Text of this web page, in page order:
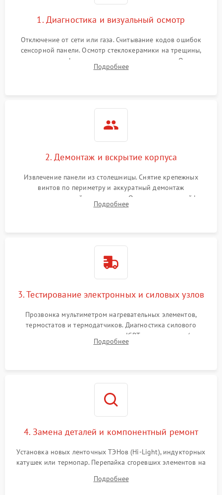
1. Диагностика и визуальный осмотр
Отключение от сети или газа. Считывание кодов ошибок
сенсорной панели. Осмотр стеклокерамики на трещины,
проверка конфорок на равномерность нагрева. Опрос
клиента о симптомах (не включается, не видит посуду,
Подробнее
2. Демонтаж и вскрытие корпуса
Извлечение панели из столешницы. Снятие крепежных
винтов по периметру и аккуратный демонтаж
стеклокерамической поверхности. Отсоединение шлейфов
сенсорного блока для доступа к силовым платам, катушкам
Подробнее
3. Тестирование электронных и силовых узлов
Прозвонка мультиметром нагревательных элементов,
термостатов и термодатчиков. Диагностика силового
модуля, реле, диодных мостов и IGBT-транзисторов (для
индукции). Проверка кранов и газ-контроля (для газовых
Подробнее
4. Замена деталей и компонентный ремонт
Установка новых ленточных ТЭНов (Hi-Light), индукторных
катушек или термопар. Перепайка сгоревших элементов на
дорожек. Очистка контактов и замена поврежденной
Подробнее